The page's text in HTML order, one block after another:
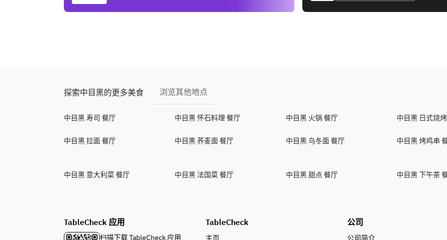
探索中目黑的更多美食 浏览其他地点
中目黑 寿司 餐厅 中目黑 怀石料理 餐厅 中目黑 火锅 餐厅 中目黑 日式烧
中目黑 拉面 餐厅 中目黑 荞麦面 餐厅 中目黑 乌冬面 餐厅 中目黑 烤鸡串
中目黑 意大利菜 餐厅 中目黑 法国菜 餐厅 中目黑 甜点 餐厅 中目黑 下午茶
TableCheck 应用
扫描下载 TableCheck 应用
TableCheck
主页
公司
公司简介